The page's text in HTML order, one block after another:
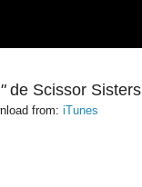
de Scissor Sisters
from: iTunes